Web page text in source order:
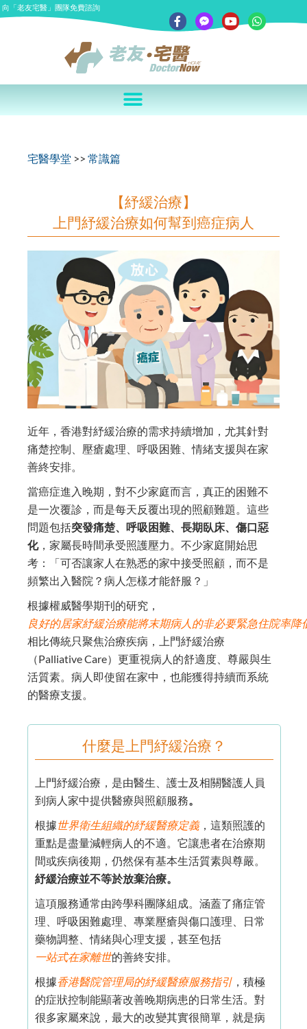
向「老友宅醫」團隊免費諮詢
宅醫學堂 >> 常識篇
【紓緩治療】
上門紓緩治療如何幫到癌症病人
近年，香港對紓緩治療的需求持續增加，尤其針對
痛楚控制、壓瘡處理、呼吸困難、情緒支援與在家
善終安排。
當癌症進入晚期，對不少家庭而言，真正的困難不
是一次覆診，而是每天反覆出現的照顧難題。這些
問題包括突發痛楚、呼吸困難、長期臥床、傷口惡
化，家屬長時間承受照護壓力。不少家庭開始思
考：「可否讓家人在熟悉的家中接受照顧，而不是
頻繁出入醫院？病人怎樣才能舒服？」
根據權威醫學期刊的研究，
良好的居家紓緩治療能將末期病人的非必要緊急住院率降
相比傳統只聚焦治療疾病，上門紓緩治療
（Palliative Care）更重視病人的舒適度、尊嚴與生
活質素。病人即使留在家中，也能獲得持續而系統
的醫療支援。
什麼是上門紓緩治療？
上門紓緩治療，是由醫生、護士及相關醫護人員
到病人家中提供醫療與照顧服務。
根據世界衛生組織的紓緩醫療定義，這類照護的
重點是盡量減輕病人的不適。它讓患者在治療期
間或疾病後期，仍然保有基本生活質素與尊嚴。
紓緩治療並不等於放棄治療。
這項服務通常由跨學科團隊組成。涵蓋了痛症管
理、呼吸困難處理、專業壓瘡與傷口護理、日常
藥物調整、情緒與心理支援，甚至包括
一站式在家離世的善終安排。
根據香港醫院管理局的紓緩醫療服務指引 ，積極
的症狀控制能顯著改善晚期病患的日常生活。對
很多家屬來說，最大的改變其實很簡單，就是病